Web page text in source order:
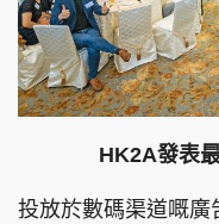
親子王
頭條搵工
HK2A發表
投放於數碼渠道嘅